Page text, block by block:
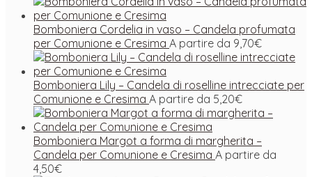
Bomboniera Cordelia in vaso – Candela profumata
per Comunione e Cresima A partire da 9,70€
Bomboniera Lily – Candela di roselline intrecciate per
Comunione e Cresima A partire da 5,20€
Bomboniera Margot a forma di margherita –
Candela per Comunione e Cresima A partire da
4,50€